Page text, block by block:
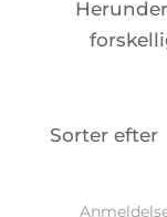
Sorter efter